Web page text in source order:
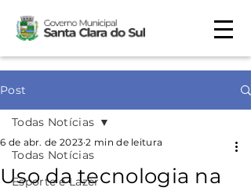
Post
Todas Notícias
Esporte e Lazer
Todas Notícias
Uso da tecnologia na
6 de abr. de 2023 2 min de leitura